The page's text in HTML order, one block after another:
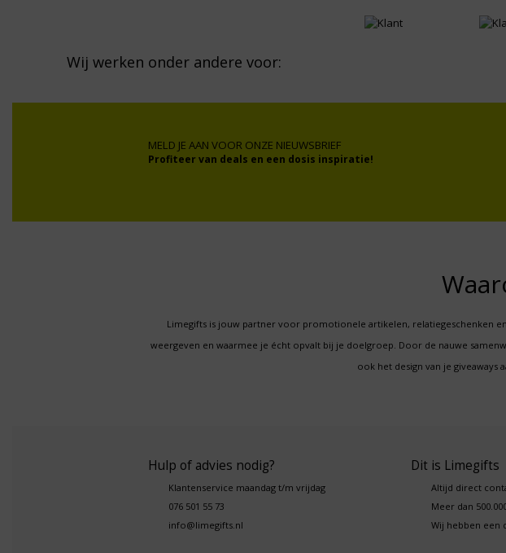
Wij werken onder andere voor:
MELD JE AAN VOOR ONZE NIEUWSBRIEF
Profiteer van deals en een dosis inspiratie!
Limegifts is jouw partner voor promotionele artikelen, relatiegeschenken
weergeven en waarmee je écht opvalt bij je doelgroep. Door de nauwe
ook het design van je giveaways
Hulp of advies nodig?
Klantenservice maandag t/m vrijdag
076 501 55 73
info@limegifts.nl
Dit is Limegifts
Altijd direct
Meer dan
Wij hebben een